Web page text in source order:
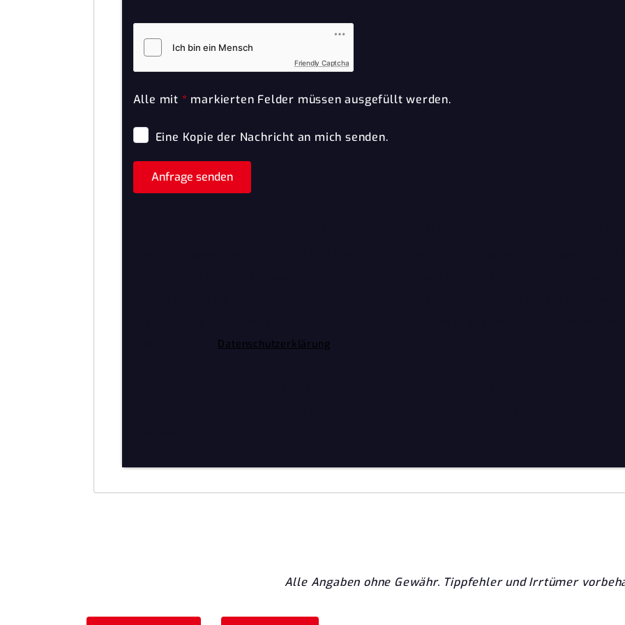
Friendly Captcha
Alle mit * markierten Felder müssen ausgefüllt werden.
Eine Kopie der Nachricht an mich senden.
Anfrage senden
Datenschutzerklärung
Alle Angaben ohne Gewähr. Tippfehler und Irrtümer